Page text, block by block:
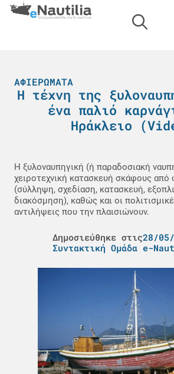
ΑΦΙΕΡΏΜΑΤΑ
Η τέχνη της
ένα παλιό
Ηράκλειο
Η ξυλοναυπηγική (ή παραδοσιακή
χειροτεχνική κατασκευή σκάφους από
(σύλληψη, σχεδίαση, κατασκευή,
διακόσμηση), καθώς και οι
αντιλήψεις που την πλαισιώνουν.
Δημοσιεύθηκε στις28/05/
Συντακτική Ομάδα e-